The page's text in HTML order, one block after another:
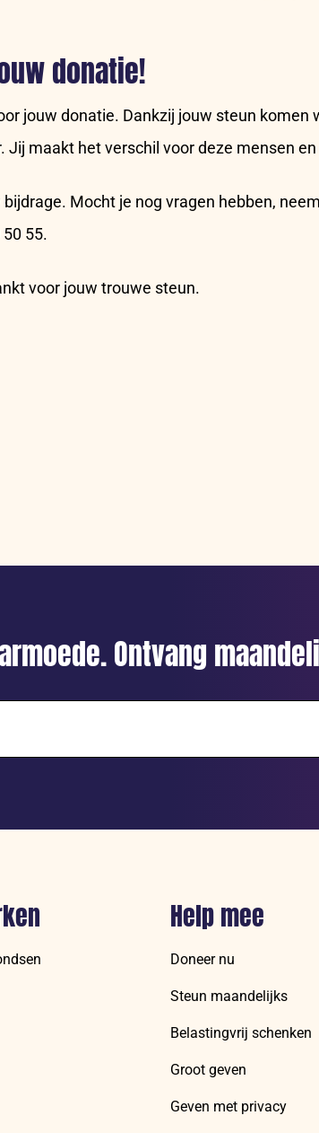
donatie!
jouw donatie. Dankzij jouw steun komen
Jij maakt het verschil voor deze mensen
Mocht je nog vragen hebben,
55.
voor jouw trouwe steun.
Ontvang
Help mee
Doneer nu
Steun maandelijks
Belastingvrij schenken
Groot geven
Geven met privacy